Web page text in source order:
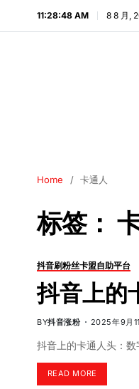
11:28:49 AM 8 8 月,
Home 卡通人
标签：
抖音刷粉丝卡盟自助平台
抖音上的
BY抖音涨粉 2025年9月
抖音上的卡通人头：
READ MORE